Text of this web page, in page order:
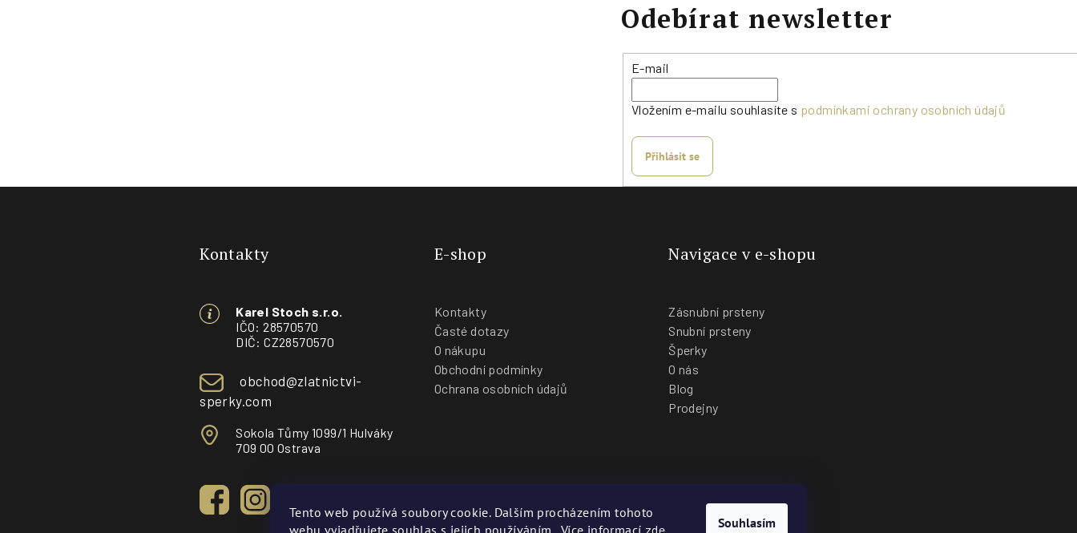
Tento web používá soubory cookie. Dalším procházením tohoto
webu vyjadřujete souhlas s jejich používáním.. Více informací zde Souhlasím
Odebírat newsletter
E-mail
Vložením e-mailu souhlasíte s podmínkami ochrany osobních údajů
Přihlásit se
Kontakty
Karel Stoch s.r.o.
IČO: 28570570
DIČ: CZ28570570
obchod@zlatnictvi-
sperky.com
Sokola Tůmy 1099/1 Hulváky
709 00 Ostrava
E-shop
Kontakty
Časté dotazy
O nákupu
Obchodní podmínky
Ochrana osobních údajů
Navigace v e-shopu
Zásnubní prsteny
Snubní prsteny
Šperky
O nás
Blog
Prodejny